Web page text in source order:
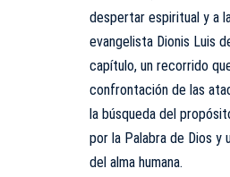
despertar espiritual y a
evangelista Dionis Luis
capítulo, un recorrido
confrontación de las
la búsqueda del
por la Palabra de Dios y
del alma humana.